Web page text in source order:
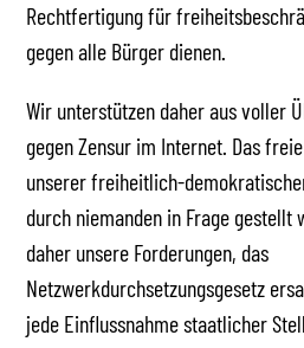
Rechtfertigung für
gegen alle Bürger dienen.
Wir unterstützen daher aus voller
gegen Zensur im Internet. Das
unserer freiheitlich-
durch niemanden in Frage
daher unsere Forderungen, das
Netzwerkdurchsetzungsgesetz
jede Einflussnahme staatlicher